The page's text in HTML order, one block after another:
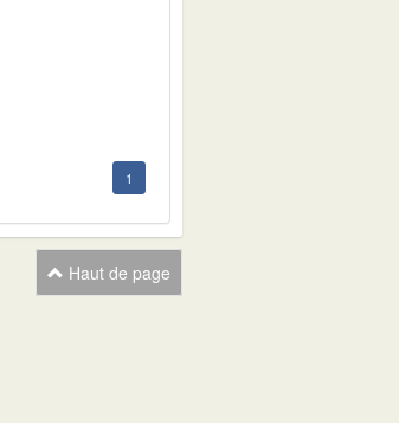
1
Haut de page